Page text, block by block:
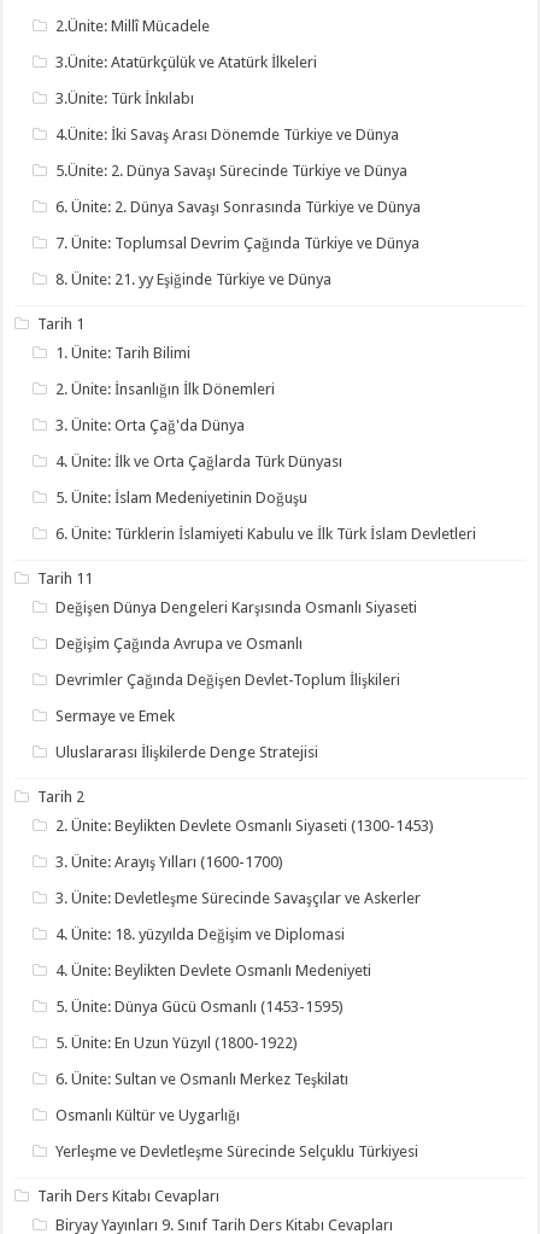
2.Ünite: Millî Mücadele
3.Ünite: Atatürkçülük ve Atatürk İlkeleri
3.Ünite: Türk İnkılabı
4.Ünite: İki Savaş Arası Dönemde Türkiye ve Dünya
5.Ünite: 2. Dünya Savaşı Sürecinde Türkiye ve Dünya
6. Ünite: 2. Dünya Savaşı Sonrasında Türkiye ve Dünya
7. Ünite: Toplumsal Devrim Çağında Türkiye ve Dünya
8. Ünite: 21. yy Eşiğinde Türkiye ve Dünya
Tarih 1
1. Ünite: Tarih Bilimi
2. Ünite: İnsanlığın İlk Dönemleri
3. Ünite: Orta Çağ'da Dünya
4. Ünite: İlk ve Orta Çağlarda Türk Dünyası
5. Ünite: İslam Medeniyetinin Doğuşu
6. Ünite: Türklerin İslamiyeti Kabulu ve İlk Türk İslam Devletleri
Tarih 11
Değişen Dünya Dengeleri Karşısında Osmanlı Siyaseti
Değişim Çağında Avrupa ve Osmanlı
Devrimler Çağında Değişen Devlet-Toplum İlişkileri
Sermaye ve Emek
Uluslararası İlişkilerde Denge Stratejisi
Tarih 2
2. Ünite: Beylikten Devlete Osmanlı Siyaseti (1300-1453)
3. Ünite: Arayış Yılları (1600-1700)
3. Ünite: Devletleşme Sürecinde Savaşçılar ve Askerler
4. Ünite: 18. yüzyılda Değişim ve Diplomasi
4. Ünite: Beylikten Devlete Osmanlı Medeniyeti
5. Ünite: Dünya Gücü Osmanlı (1453-1595)
5. Ünite: En Uzun Yüzyıl (1800-1922)
6. Ünite: Sultan ve Osmanlı Merkez Teşkilatı
Osmanlı Kültür ve Uygarlığı
Yerleşme ve Devletleşme Sürecinde Selçuklu Türkiyesi
Tarih Ders Kitabı Cevapları
Biryay Yayınları 9. Sınıf Tarih Ders Kitabı Cevapları